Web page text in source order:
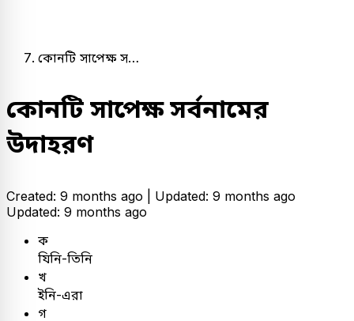
কোনটি সাপেক্ষ স…
কোনটি সাপেক্ষ সর্বনামের
উদাহরণ
Created: 9 months ago | Updated: 9 months ago
Updated: 9 months ago
ক
যিনি-তিনি
খ
ইনি-এরা
গ